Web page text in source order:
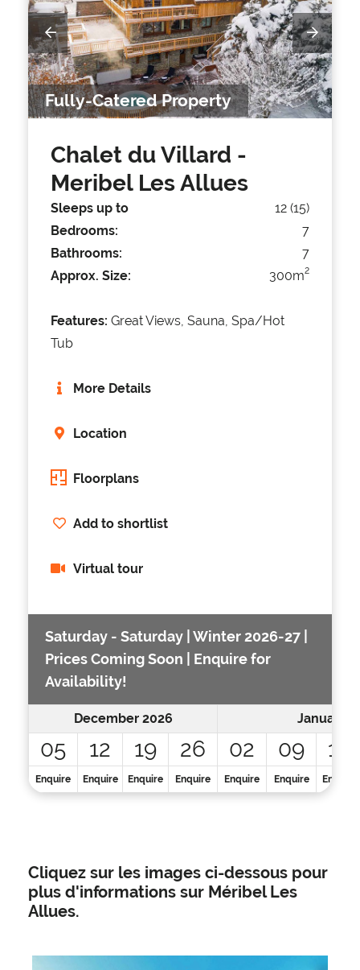
Fully-Catered Property
Chalet du Villard -
Meribel Les Allues
Sleeps up to
12 (15)
Bedrooms:
7
Bathrooms:
7
Approx. Size:
300m2
Features: Great Views, Sauna, Spa/Hot
Tub
More Details
Location
Floorplans
Add to shortlist
Virtual tour
Saturday - Saturday | Winter 2026-27 |
Prices Coming Soon | Enquire for
Availability!
December 2026 January
05 12 19 26 02 09 16
Enquire Enquire Enquire Enquire Enquire Enquire Enquire
Cliquez sur les images ci-dessous pour
plus d'informations sur Méribel Les
Allues.